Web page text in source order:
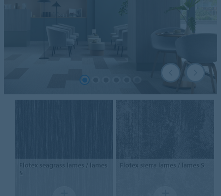
Flotex seagrass lames / lames
S
Flotex sierra lames / lames S